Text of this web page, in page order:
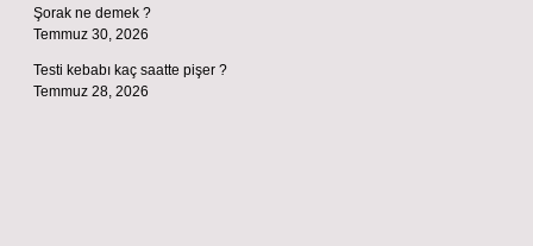
Şorak ne demek ?
Temmuz 30, 2026
Testi kebabı kaç saatte pişer ?
Temmuz 28, 2026